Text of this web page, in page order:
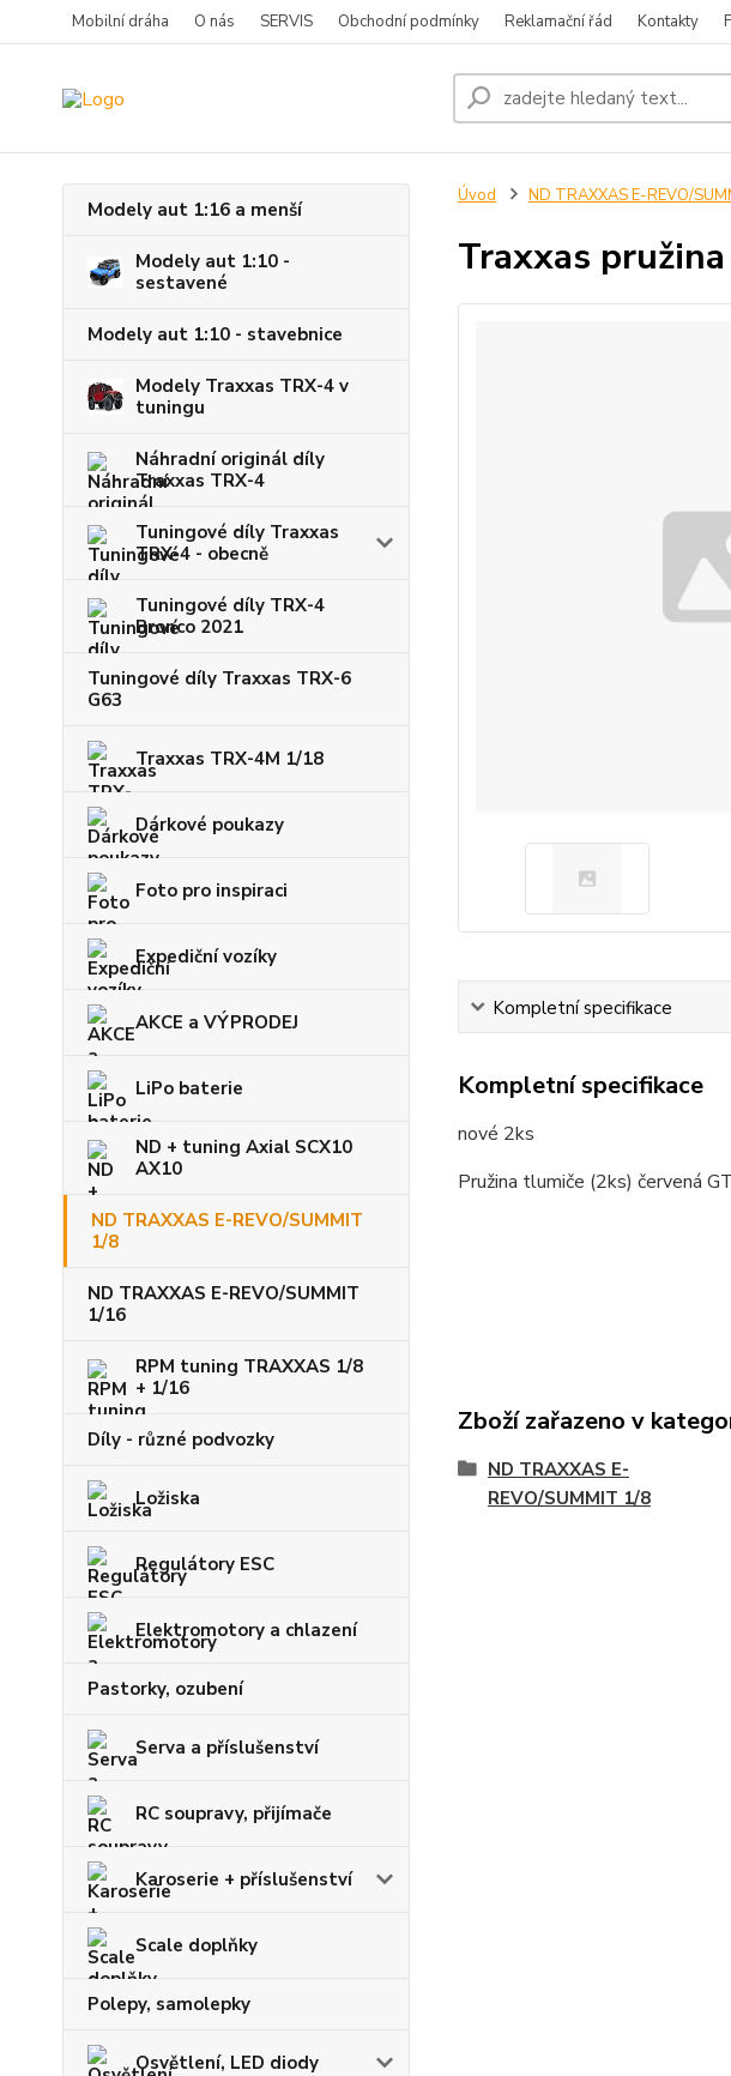
Mobilní dráha O nás SERVIS Obchodní podmínky Reklamační řád Kontakty
Modely aut 1:16 a menší
Modely aut 1:10 -
sestavené
Modely aut 1:10 - stavebnice
Modely Traxxas TRX-4 v
tuningu
Náhradní originál díly
Traxxas TRX-4
Tuningové díly Traxxas
TRX-4 - obecně
Tuningové díly TRX-4
Bronco 2021
Tuningové díly Traxxas TRX-6
G63
Traxxas TRX-4M 1/18
Dárkové poukazy
Foto pro inspiraci
Expediční vozíky
AKCE a VÝPRODEJ
LiPo baterie
ND + tuning Axial SCX10
AX10
ND TRAXXAS E-REVO/SUMMIT
1/8
ND TRAXXAS E-REVO/SUMMIT
1/16
RPM tuning TRAXXAS 1/8
+ 1/16
Díly - různé podvozky
Ložiska
Regulátory ESC
Elektromotory a chlazení
Pastorky, ozubení
Serva a příslušenství
RC soupravy, přijímače
Karoserie + příslušenství
Scale doplňky
Polepy, samolepky
Osvětlení, LED diody
Úvod ND TRAXXAS E-REVO/
Traxxas
Kompletní specifikace
Kompletní specifikace
nové 2ks
Pružina tlumiče (2ks) červená
Zboží zařazeno v
ND TRAXXAS E-
REVO/SUMMIT 1/8